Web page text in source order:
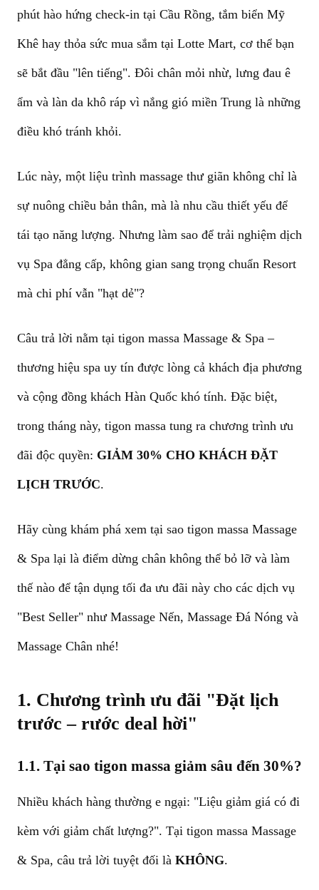
phút hào hứng check-in tại Cầu Rồng, tắm biển Mỹ
Khê hay thỏa sức mua sắm tại Lotte Mart, cơ thể bạn
sẽ bắt đầu "lên tiếng". Đôi chân mỏi nhừ, lưng đau ê
ẩm và làn da khô ráp vì nắng gió miền Trung là những
điều khó tránh khỏi.
Lúc này, một liệu trình massage thư giãn không chỉ là
sự nuông chiều bản thân, mà là nhu cầu thiết yếu để
tái tạo năng lượng. Nhưng làm sao để trải nghiệm dịch
vụ Spa đẳng cấp, không gian sang trọng chuẩn Resort
mà chi phí vẫn "hạt dẻ"?
Câu trả lời nằm tại tigon massa Massage & Spa –
thương hiệu spa uy tín được lòng cả khách địa phương
và cộng đồng khách Hàn Quốc khó tính. Đặc biệt,
trong tháng này, tigon massa tung ra chương trình ưu
đãi độc quyền: GIẢM 30% CHO KHÁCH ĐẶT
LỊCH TRƯỚC.
Hãy cùng khám phá xem tại sao tigon massa Massage
& Spa lại là điểm dừng chân không thể bỏ lỡ và làm
thế nào để tận dụng tối đa ưu đãi này cho các dịch vụ
"Best Seller" như Massage Nến, Massage Đá Nóng và
Massage Chân nhé!
1. Chương trình ưu đãi "Đặt lịch
trước – rước deal hời"
1.1. Tại sao tigon massa giảm sâu đến 30%?
Nhiều khách hàng thường e ngại: "Liệu giảm giá có đi
kèm với giảm chất lượng?". Tại tigon massa Massage
& Spa, câu trả lời tuyệt đối là KHÔNG.